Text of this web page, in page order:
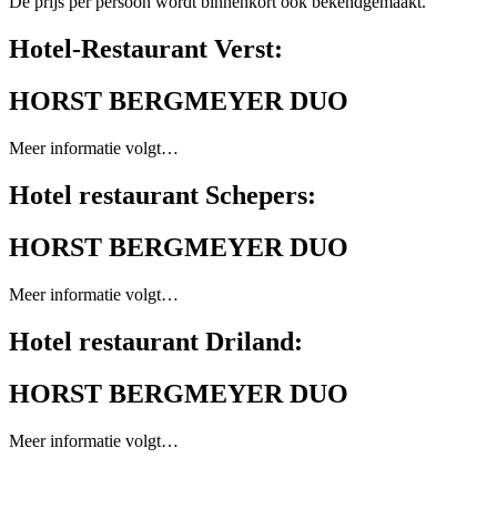
Hotel-Restaurant Verst:
HORST BERGMEYER DUO
Meer informatie volgt…
Hotel restaurant Schepers:
HORST BERGMEYER DUO
Meer informatie volgt…
Hotel restaurant Driland:
HORST BERGMEYER DUO
Meer informatie volgt…